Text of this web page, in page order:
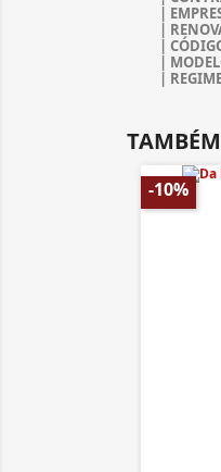
|
|
|
|
|
-10%